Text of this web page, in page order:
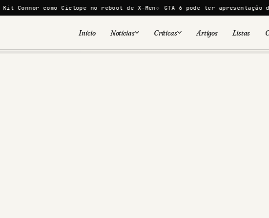
Ciclope no reboot de X-Men GTA 6 pode ter apresentação de 30
Início Notícias Críticas Artigos Listas